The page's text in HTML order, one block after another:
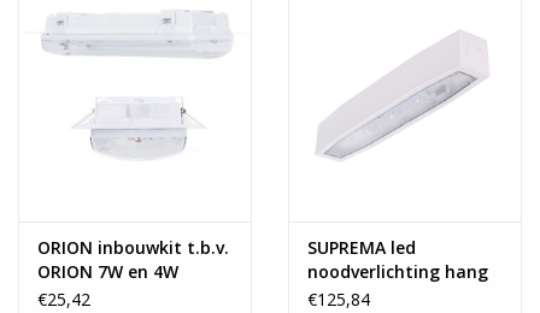
ORION inbouwkit t.b.v.
ORION 7W en 4W
€25,42
SUPREMA led
noodverlichting hang
5W
€125,84